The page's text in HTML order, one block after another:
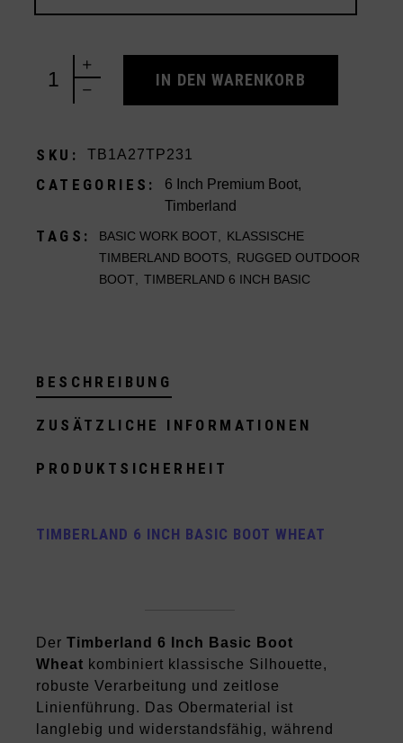
Timberland 6 Inch Basic Boot Wheat quantity
IN DEN WARENKORB
SKU: TB1A27TP231
CATEGORIES: 6 Inch Premium Boot,
Timberland
TAGS: BASIC WORK BOOT, KLASSISCHE
TIMBERLAND BOOTS, RUGGED OUTDOOR
BOOT,TIMBERLAND 6 INCH BASIC
BESCHREIBUNG
ZUSÄTZLICHE INFORMATIONEN
PRODUKTSICHERHEIT
TIMBERLAND 6 INCH BASIC BOOT WHEAT
DerTimberland 6 Inch Basic Boot
Wheat kombiniert klassische Silhouette,
robuste Verarbeitung und zeitlose
Linienführung. Das Obermaterial ist
langlebig und widerstandsfähig, während